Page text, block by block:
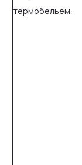
термобельем: